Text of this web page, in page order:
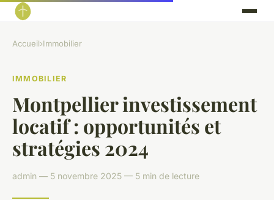
Accueil›Immobilier
IMMOBILIER
Montpellier investissement
locatif : opportunités et
stratégies 2024
admin — 5 novembre 2025 — 5 min de lecture